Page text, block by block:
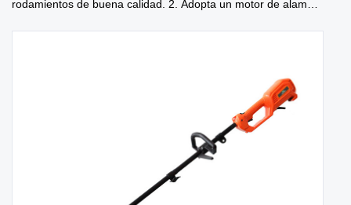
rodamientos de buena calidad. 2. Adopta un motor de alambre